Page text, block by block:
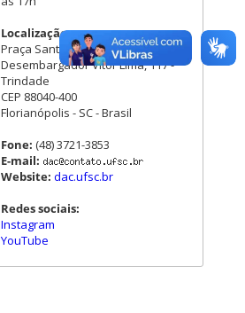
Localização:
Praça Santos Dumont - Rua
Desembargador Vitor Lima, 117 -
Trindade
CEP 88040-400
Florianópolis - SC - Brasil
Fone: (48) 3721-3853
E-mail:
Website: dac.ufsc.br
Redes sociais:
Instagram
YouTube